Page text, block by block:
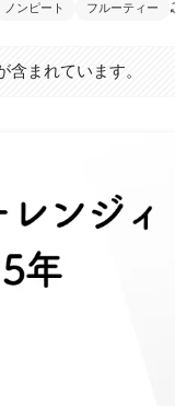
ノンピート フルーティー
含まれています。